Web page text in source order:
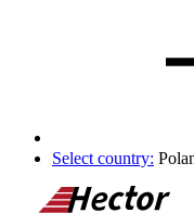
Select country: